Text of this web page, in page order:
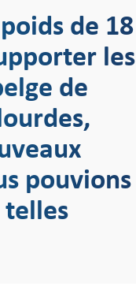
de 18
les
de
pouvions
telles